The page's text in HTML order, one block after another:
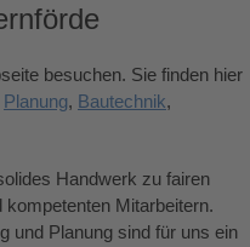
besuchen. Sie finden hier
Planung, Bautechnik,
Handwerk zu fairen
Mitarbeitern.
und Planung sind für uns ein